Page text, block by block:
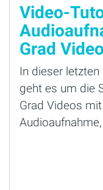
Video-
Grad
In dieser
geht es um die
Grad Videos